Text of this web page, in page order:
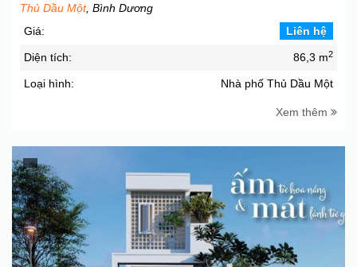
Thủ Dầu Một, Bình Dương
Giá:
Liên hệ
Diện tích: 86,3 m2
Loại hình: Nhà phố Thủ Dầu Một
Xem thêm